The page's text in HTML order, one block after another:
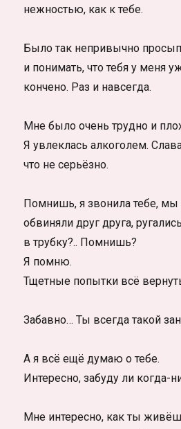
нежностью, как к тебе.
Было так непривычно
и понимать, что тебя у меня
кончено. Раз и навсегда.
Мне было очень трудно и
Я увлеклась алкоголем.
что не серьёзно.
Помнишь, я звонила тебе, мы
обвиняли друг друга,
в трубку?.. Помнишь?
Я помню.
Тщетные попытки всё
Забавно… Ты всегда такой
А я всё ещё думаю о тебе.
Интересно, забуду ли когда-
Мне интересно, как ты